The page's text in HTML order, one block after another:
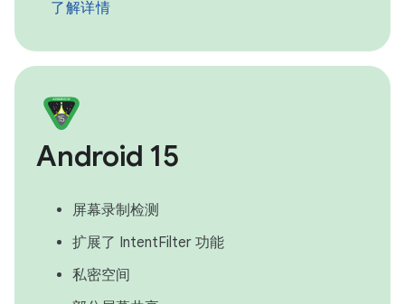
了解详情
Android 15
屏幕录制检测
扩展了 IntentFilter 功能
私密空间